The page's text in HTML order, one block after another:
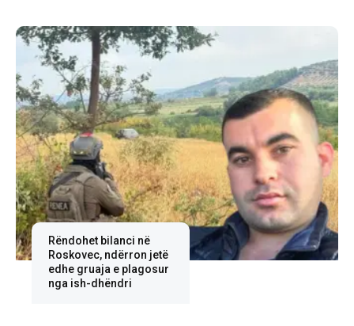
Rëndohet bilanci në
Roskovec, ndërron jetë
edhe gruaja e plagosur
nga ish-dhëndri